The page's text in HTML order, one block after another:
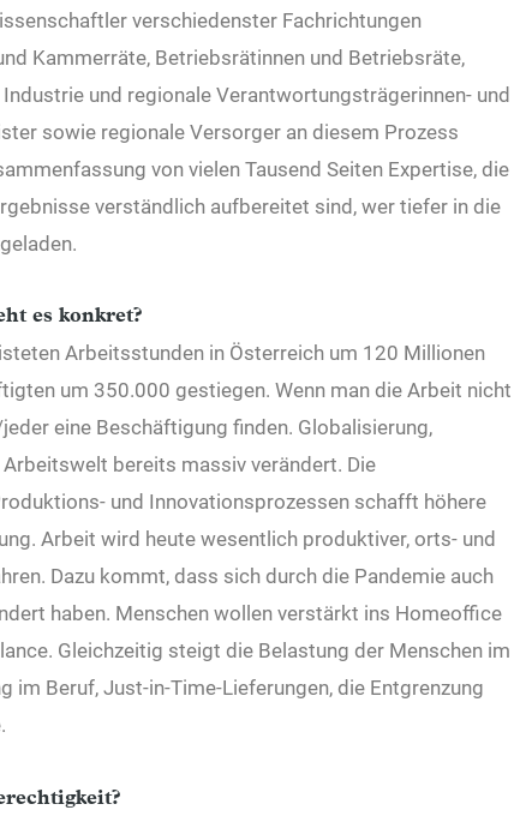
verschiedenster Fachrichtungen
Kammerräte, Betriebsrätinnen und Betriebsräte,
und regionale Verantwortungsträgerinnen- und
sowie regionale Versorger an diesem Prozess
von vielen Tausend Seiten Expertise, die
verständlich aufbereitet sind, wer tiefer in die
es konkret?
Arbeitsstunden in Österreich um 120 Millionen
um 350.000 gestiegen. Wenn man die Arbeit nicht
eine Beschäftigung finden. Globalisierung,
bereits massiv verändert. Die
und Innovationsprozessen schafft höhere
Arbeit wird heute wesentlich produktiver, orts- und
Dazu kommt, dass sich durch die Pandemie auch
haben. Menschen wollen verstärkt ins Homeoffice
Gleichzeitig steigt die Belastung der Menschen im
Beruf, Just-in-Time-Lieferungen, die Entgrenzung